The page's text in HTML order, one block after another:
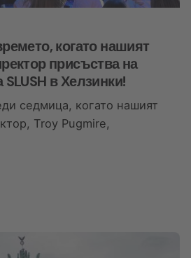
когато нашият
присъства на
в Хелзинки!
седмица, когато нашият
Troy Pugmire,